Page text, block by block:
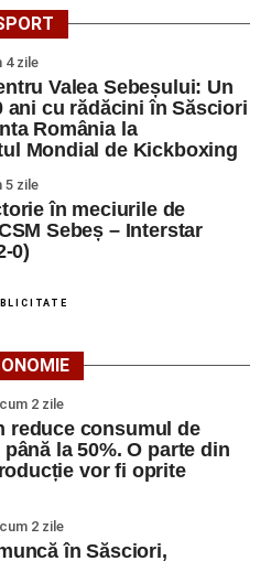
4 zile
Valea Sebeșului: Un
ani cu rădăcini în Săsciori
România la
Mondial de Kickboxing
5 zile
în meciurile de
Sebeș – Interstar
0)
2 zile
reduce consumul de
la 50%. O parte din
vor fi oprite
2 zile
în Săsciori,